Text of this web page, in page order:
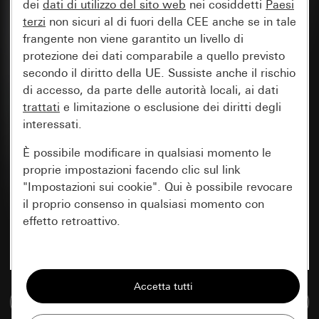
Vai alla banca dati multimediale
dei dati di utilizzo del sito web nei cosiddetti Paesi
terzi non sicuri al di fuori della CEE anche se in tale
frangente non viene garantito un livello di
protezione dei dati comparabile a quello previsto
secondo il diritto della UE. Sussiste anche il rischio
di accesso, da parte delle autorità locali, ai dati
trattati e limitazione o esclusione dei diritti degli
interessati.
È possibile modificare in qualsiasi momento le
proprie impostazioni facendo clic sul link
"Impostazioni sui cookie". Qui è possibile revocare
il proprio consenso in qualsiasi momento con
effetto retroattivo.
Tutti i cookie necessari per poter mostrare la
pagina.